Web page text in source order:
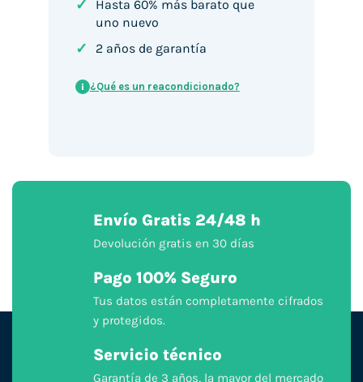
✓
Hasta 60% más barato que
uno nuevo
✓ 2 años de garantía
i ¿Qué es un reacondicionado?
Envío Gratis 24/48 h
Devolución gratis en 30 días
Pago 100% Seguro
Tus datos están completamente cifrados
y protegidos.
Servicio técnico
Garantía de 3 años, la mayor del mercado